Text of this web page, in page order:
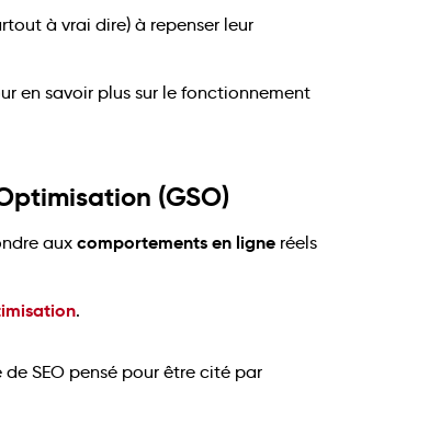
à vrai dire) à repenser leur
en savoir plus sur le fonctionnement
(GSO)
aux comportements en ligne réels
.